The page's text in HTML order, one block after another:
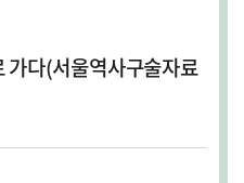
림)
가다(서울역사구술자료